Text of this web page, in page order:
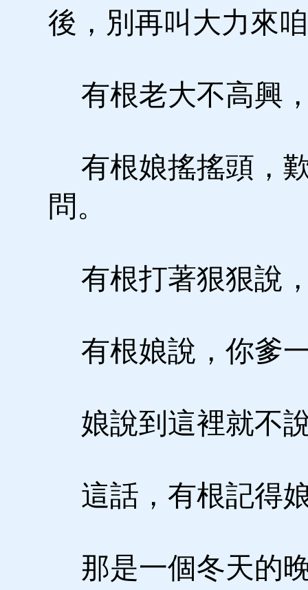
後，別再叫大力來
有根老大不高興
有根娘搖搖頭，
問。
有根打著狠狠說
有根娘說，你爹
娘說到這裡就不
這話，有根記得
那是一個冬天的